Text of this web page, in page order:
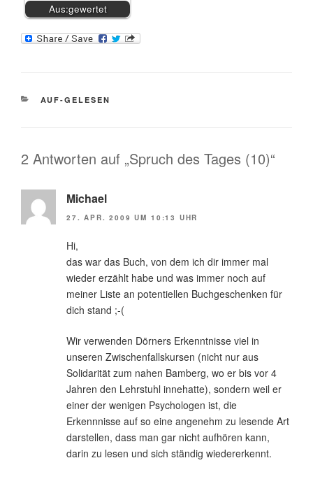
Aus:gewertet
KATEGORIEN
AUF-GELESEN
2 Antworten auf „Spruch des Tages (10)“
Michael
27. APR. 2009 UM 10:13 UHR
Hi,
das war das Buch, von dem ich dir immer mal
wieder erzählt habe und was immer noch auf
meiner Liste an potentiellen Buchgeschenken für
dich stand ;-(
Wir verwenden Dörners Erkenntnisse viel in
unseren Zwischenfallskursen (nicht nur aus
Solidarität zum nahen Bamberg, wo er bis vor 4
Jahren den Lehrstuhl innehatte), sondern weil er
einer der wenigen Psychologen ist, die
Erkennnisse auf so eine angenehm zu lesende Art
darstellen, dass man gar nicht aufhören kann,
darin zu lesen und sich ständig wiedererkennt.